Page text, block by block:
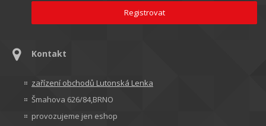
Kontakt
zařízení obchodů Lutonská Lenka
Šmahova 626/84,BRNO
provozujeme jen eshop